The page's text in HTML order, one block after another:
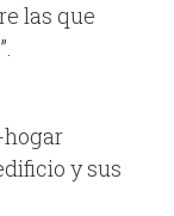
las que
hogar
y sus